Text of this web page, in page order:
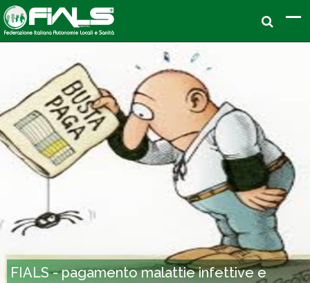
FIALS - pagamento malattie infettive e